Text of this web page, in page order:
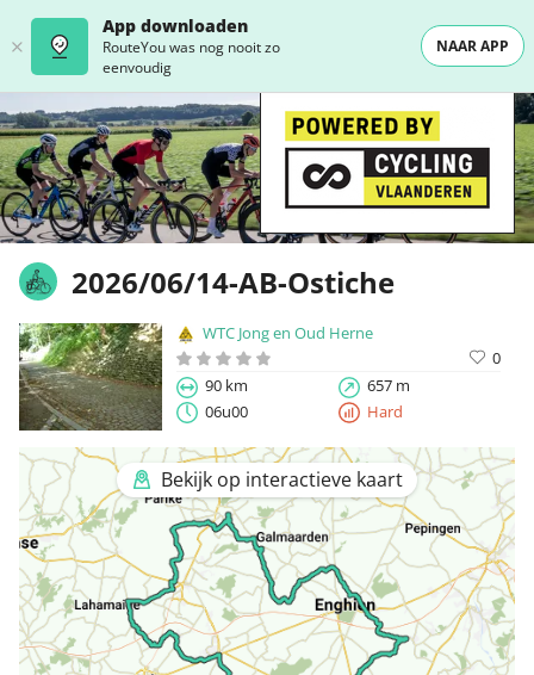
App downloaden
RouteYou was nog nooit zo
eenvoudig
NAAR APP
2026/06/14-AB-Ostiche
WTC Jong en Oud Herne
0
90 km
657 m
06u00
Hard
Bekijk op interactieve kaart